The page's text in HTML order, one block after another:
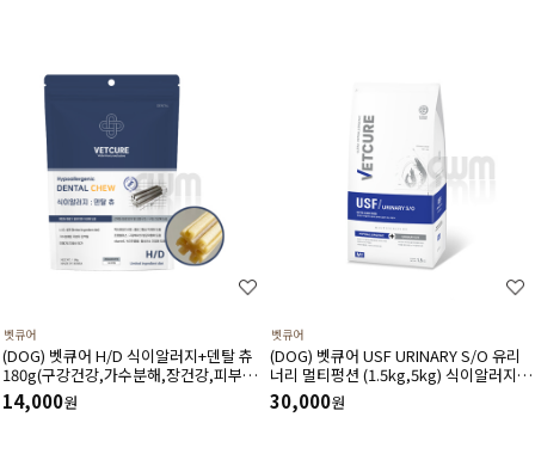
벳큐어
(DOG) 벳큐어 H/D 식이알러지+덴탈 츄
180g(구강건강,가수분해,장건강,피부건
강에 도움)
14,000원
벳큐어
(DOG) 벳큐어 USF URINARY S/O 유리
너리 멀티펑션 (1.5kg,5kg) 식이알러지
결석관리 가수분해 면역건강 피부관리 피
모관리에 도움
30,000원